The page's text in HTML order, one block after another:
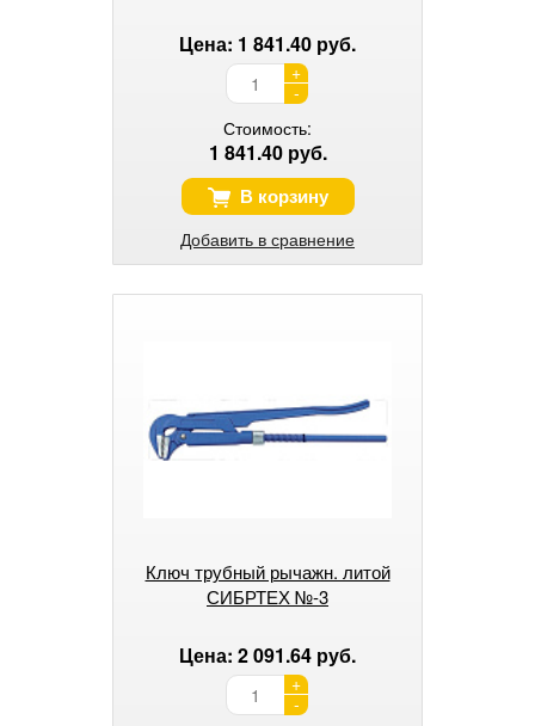
Цена: 1 841.40 руб.
+
-
Стоимость:
1 841.40 руб.
В корзину
Добавить в сравнение
Ключ трубный рычажн. литой
СИБРТЕХ №-3
Цена: 2 091.64 руб.
+
-